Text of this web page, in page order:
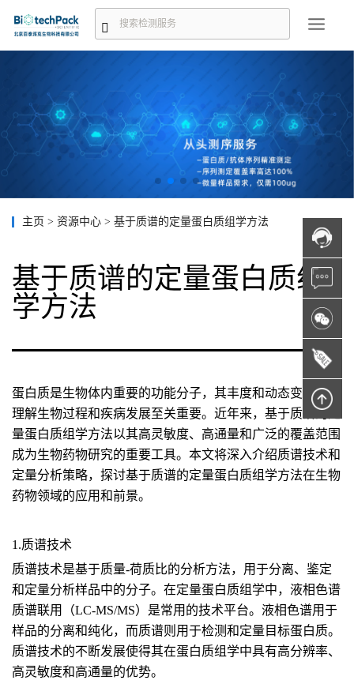
主页 > 资源中心 > 基于质谱的定量蛋白质组学方法
基于质谱的定量蛋白质组
学方法
蛋白质是生物体内重要的功能分子，其丰度和动态变化对于
理解生物过程和疾病发展至关重要。近年来，基于质谱的定
量蛋白质组学方法以其高灵敏度、高通量和广泛的覆盖范围
成为生物药物研究的重要工具。本文将深入介绍质谱技术和
定量分析策略，探讨基于质谱的定量蛋白质组学方法在生物
药物领域的应用和前景。
1.质谱技术
质谱技术是基于质量-荷质比的分析方法，用于分离、鉴定
和定量分析样品中的分子。在定量蛋白质组学中，液相色谱
质谱联用（LC-MS/MS）是常用的技术平台。液相色谱用于
样品的分离和纯化，而质谱则用于检测和定量目标蛋白质。
质谱技术的不断发展使得其在蛋白质组学中具有高分辨率、
高灵敏度和高通量的优势。